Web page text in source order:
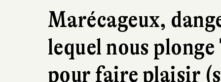
Marécageux,
lequel nous
pour faire plaisir